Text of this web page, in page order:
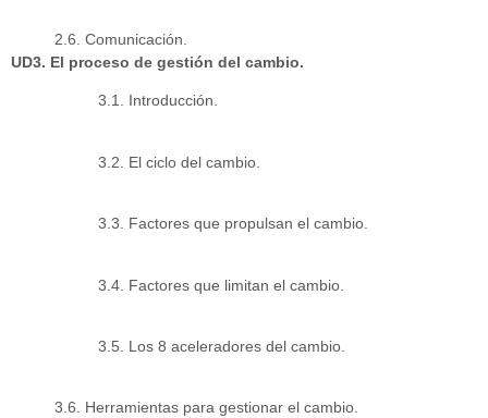
2.6. Comunicación.
UD3. El proceso de gestión del cambio.
3.1. Introducción.
3.2. El ciclo del cambio.
3.3. Factores que propulsan el cambio.
3.4. Factores que limitan el cambio.
3.5. Los 8 aceleradores del cambio.
3.6. Herramientas para gestionar el cambio.